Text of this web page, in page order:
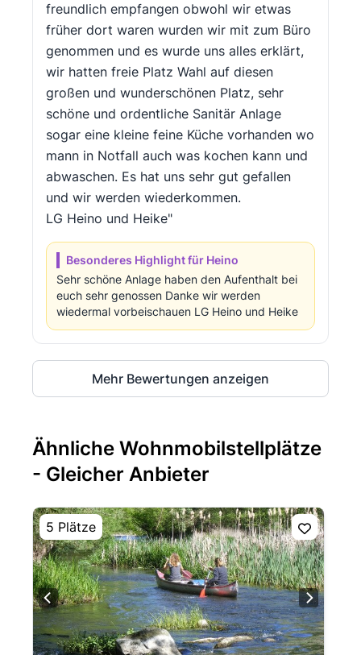
freundlich empfangen obwohl wir etwas
früher dort waren wurden wir mit zum Büro
genommen und es wurde uns alles erklärt,
wir hatten freie Platz Wahl auf diesen
großen und wunderschönen Platz, sehr
schöne und ordentliche Sanitär Anlage
sogar eine kleine feine Küche vorhanden wo
mann in Notfall auch was kochen kann und
abwaschen. Es hat uns sehr gut gefallen
und wir werden wiederkommen.
LG Heino und Heike"
Besonderes Highlight für Heino
Sehr schöne Anlage haben den Aufenthalt bei
euch sehr genossen Danke wir werden
wiedermal vorbeischauen LG Heino und Heike
Mehr Bewertungen anzeigen
Ähnliche Wohnmobilstellplätze
- Gleicher Anbieter
5 Plätze